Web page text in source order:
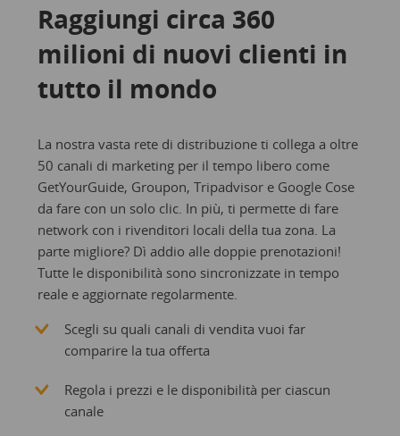
Raggiungi circa 360
milioni di nuovi clienti in
tutto il mondo
La nostra vasta rete di distribuzione ti collega a oltre
50 canali di marketing per il tempo libero come
GetYourGuide, Groupon, Tripadvisor e Google Cose
da fare con un solo clic. In più, ti permette di fare
network con i rivenditori locali della tua zona. La
parte migliore? Dì addio alle doppie prenotazioni!
Tutte le disponibilità sono sincronizzate in tempo
reale e aggiornate regolarmente.
Scegli su quali canali di vendita vuoi far
comparire la tua offerta
Regola i prezzi e le disponibilità per ciascun
canale